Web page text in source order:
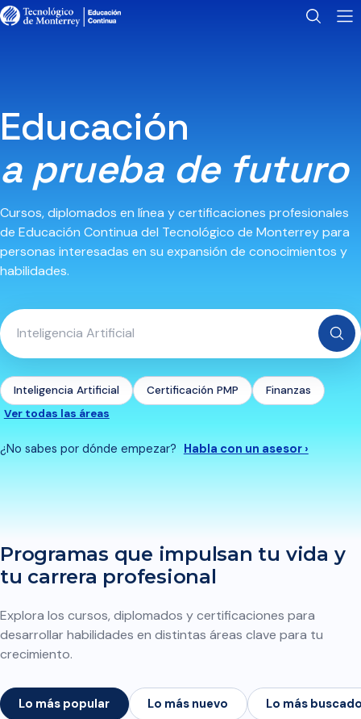
Educación
a prueba de futuro
Cursos, diplomados en línea y certificaciones profesionales
de Educación Continua del Tecnológico de Monterrey para
personas interesadas en su expansión de conocimientos y
habilidades.
Inteligencia Artificial Certificación PMP
Finanzas
Ver todas las áreas
¿No sabes por dónde empezar? Habla con un asesor ›
Programas que impulsan tu vida y
tu carrera profesional
Explora los cursos, diplomados y certificaciones para
desarrollar habilidades en distintas áreas clave para tu
crecimiento.
Lo más popular Lo más nuevo Lo más